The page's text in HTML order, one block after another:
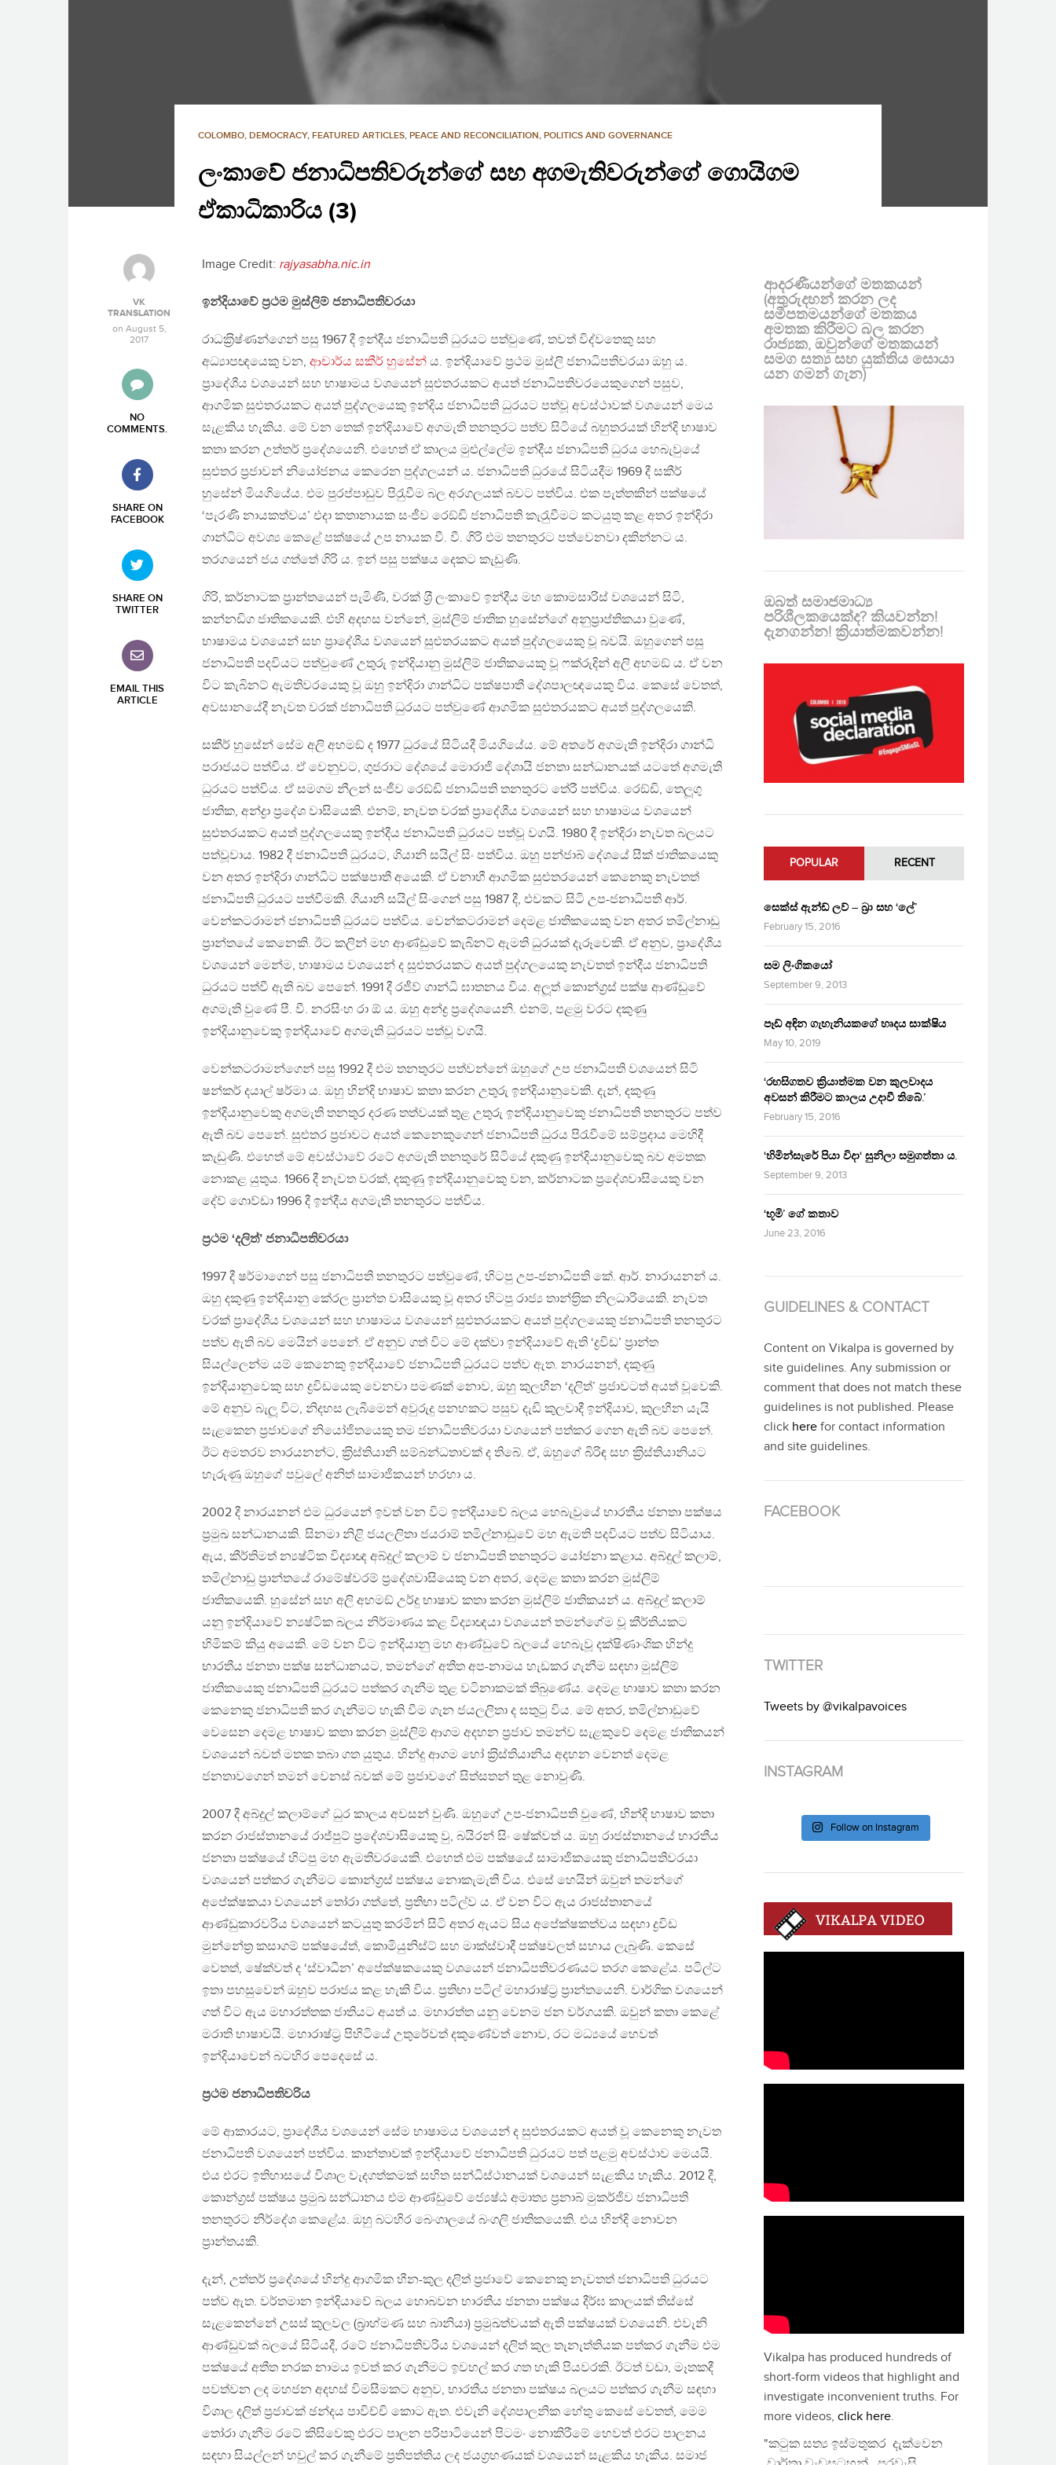
COLOMBO, DEMOCRACY, FEATURED ARTICLES, PEACE AND RECONCILIATION, POLITICS AND GOVERNANCE
ලංකාවේ ජනාධිපතිවරුන්ගේ සහ අගමැතිවරුන්ගේ ගොයිගම
ඒකාධිකාරිය (3)
VK
TRANSLATION
on August 5,
2017
NO
COMMENTS.
SHARE ON
FACEBOOK
SHARE ON
TWITTER
EMAIL THIS
ARTICLE
Image Credit: rajyasabha.nic.in
ඉන්දියාවේ ප‍්‍රථම මුස්ලිම් ජනාධිපතිවරයා
රාධක‍්‍රිෂ්ණන්ගෙන් පසු 1967 දී ඉන්දීය ජනාධිපති ධුරයට පත්වුණේ, තවත් විද්වතෙකු සහ
අධ්‍යාපඥයෙකු වන, ආචාර්ය සකීර් හුසේන් ය. ඉන්දියාවේ ප‍්‍රථම මුස්ලි ජනාධිපතිවරයා ඔහු ය.
ප‍්‍රාදේශීය වශයෙන් සහ භාෂාමය වශයෙන් සුළුතරයකට අයත් ජනාධිපතිවරයෙකුගෙන් පසුව,
ආගමික සුළුතරයකට අයත් පුද්ගලයෙකු ඉන්දිය ජනාධිපති ධුරයට පත්වූ අවස්ථාවක් වශයෙන් මෙය
සැළකිය හැකිය. මේ වන තෙක් ඉන්දියාවේ අගමැති තනතුරට පත්ව සිටියේ බහුතරයක් හින්දි භාෂාව
කතා කරන උත්තර් ප‍්‍රදේශයෙනි. එහෙත් ඒ කාලය මුළුල්ලේම ඉන්දීය ජනාධිපති ධුරය හෙබැවුයේ
සුළුතර ප‍්‍රජාවන් නියෝජනය කෙරෙන පුද්ගලයන් ය. ජනාධිපති ධුරයේ සිටියදීම 1969 දී සකීර්
හුසේන් මියගියේය. එම පුරප්පාඩුව පිරැුවීම බල අරගලයක් බවට පත්විය. එක පැත්තකින් පක්ෂයේ
‘පැරණි නායකත්වය’ එදා කතානායක සංජීව රෙඞ්ඩි ජනාධිපති කැරැුවීමට කටයුතු කළ අතර ඉන්දිරා
ගාන්ධිට අවශ්‍ය කෙළේ පක්ෂයේ උප නායක වී. වී. ගිරි එම තනතුරට පත්වෙනවා දකින්නට ය.
තරගයෙන් ජය ගත්තේ ගිරි ය. ඉන් පසු පක්ෂය දෙකට කැඩුණි.
ගිරි, කර්නාටක ප‍්‍රාන්තයෙන් පැමිණි, වරක් ශ‍්‍රී ලංකාවේ ඉන්දීය මහ කොමසාරිස් වශයෙන් සිටි,
කන්නඩිග ජාතිකයෙකි. එහි අදහස වන්නේ, මුස්ලිම් ජාතික හුසේන්ගේ අනුප‍්‍රාප්තිකයා වුණේ,
භාෂාමය වශයෙන් සහ ප‍්‍රාදේශීය වශයෙන් සුළුතරයකට අයත් පුද්ගලයෙකු වූ බවයි. ඔහුගෙන් පසු
ජනාධිපති පදවියට පත්වුණේ උතුරු ඉන්දියානු මුස්ලිම් ජාතිකයෙකු වූ ෆක්රුදින් අලි අහමඞ් ය. ඒ වන
විට කැබිනට් ඇමතිවරයෙකු වූ ඔහු ඉන්දිරා ගාන්ධිට පක්ෂපාතී දේශපාලඥයෙකු විය. කෙසේ වෙතත්,
අවසානයේදී නැවත වරක් ජනාධිපති ධුරයට පත්වුණේ ආගමික සුළුතරයකට අයත් පුද්ගලයෙකි.
සකීර් හුසේන් සේම අලි අහමඞ් ද 1977 ධුරයේ සිටියදී මියගියේය. මේ අතරේ අගමැති ඉන්දිරා ගාන්ධි
පරාජයට පත්විය. ඒ වෙනුවට, ගුජරාට දේශයේ මොරාජි දේශායි ජනතා සන්ධානයක් යටතේ අගමැති
ධුරයට පත්විය. ඒ සමගම නීලන් සංජීව රෙඞ්ඩි ජනාධිපති තනතුරට තේරී පත්විය. රෙඞ්ඩි, තෙලූගු
ජාතික, අන්ද්‍රා ප‍්‍රදේශ වාසියෙකි. එනම්, නැවත වරක් ප‍්‍රාදේශීය වශයෙන් සහ භාෂාමය වශයෙන්
සුළුතරයකට අයත් පුද්ගලයෙකු ඉන්දීය ජනාධිපති ධුරයට පත්වූ වගයි. 1980 දී ඉන්දිරා නැවත බලයට
පත්වූවාය. 1982 දී ජනාධිපති ධුරයට, ගියානි සයිල් සිං පත්විය. ඔහු පන්ජාබ් දේශයේ සීක් ජාතිකයෙකු
වන අතර ඉන්දිරා ගාන්ධිට පක්ෂපාතී අයෙකි. ඒ වනාහී ආගමික සුළුතරයෙන් කෙනෙකු නැවතත්
ජනාධිපති ධුරයට පත්වීමකි. ගියානි සයිල් සිංගෙන් පසු 1987 දී, එවකට සිටි උප-ජනාධිපති ආර්.
වෙන්කටරාමන් ජනාධිපති ධුරයට පත්විය. වෙන්කටරාමන් දෙමළ ජාතිකයෙකු වන අතර තමිල්නාඩු
ප‍්‍රාන්තයේ කෙනෙකි. ඊට කලින් මහ ආණ්ඩුවේ කැබිනට් ඇමති ධුරයක් දැරූවෙකි. ඒ අනුව, ප‍්‍රාදේශීය
වශයෙන් මෙන්ම, භාෂාමය වශයෙන් ද සුළුතරයකට අයත් පුද්ගලයෙකු නැවතත් ඉන්දීය ජනාධිපති
ධුරයට පත්වී ඇති බව පෙනේ. 1991 දී රජීව් ගාන්ධි ඝාතනය විය. අලූත් කොන්ග‍්‍රස් පක්ෂ ආණ්ඩුවේ
අගමැති වුණේ පී. වී. නරසිංහ රා ඕ ය. ඔහු අන්ද්‍ර ප‍්‍රදේශයෙනි. එනම්, පළමු වරට දකුණු
ඉන්දියානුවෙකු ඉන්දියාවේ අගමැති ධුරයට පත්වූ වගයි.
වෙන්කටරාමන්ගෙන් පසු 1992 දී එම තනතුරට පත්වන්නේ ඔහුගේ උප ජනාධිපති වශයෙන් සිටි
ෂන්කර් දයාල් ෂර්මා ය. ඔහු හින්දි භාෂාව කතා කරන උතුරු ඉන්දියානුවෙකි. දැන්, දකුණු
ඉන්දියානුවෙකු අගමැති තනතුර දරණ තත්වයක් තුළ උතුරු ඉන්දියානුවෙකු ජනාධිපති තනතුරට පත්ව
ඇති බව පෙනේ. සුළුතර ප‍්‍රජාවට අයත් කෙනෙකුගෙන් ජනාධිපති ධුරය පිරැවීමේ සම්ප‍්‍රදාය මෙහිදී
කැඩුණි. එහෙත් මේ අවස්ථාවේ රටේ අගමැති තනතුරේ සිටියේ දකුණු ඉන්දියානුවෙකු බව අමතක
නොකළ යුතුය. 1966 දී නැවත වරක්, දකුණු ඉන්දියානුවෙකු වන, කර්නාටක ප‍්‍රදේශවාසියෙකු වන
දේව් ගොව්ඩා 1996 දී ඉන්දීය අගමැති තනතුරට පත්විය.
ප‍්‍රථම ‘දලිත්’ ජනාධිපතිවරයා
1997 දී ෂර්මාගෙන් පසු ජනාධිපති තනතුරට පත්වුණේ, හිටපු උප-ජනාධිපති කේ. ආර්. නාරායනන් ය.
ඔහු දකුණු ඉන්දියානු කේරල ප‍්‍රාන්ත වාසියෙකු වූ අතර හිටපු රාජ්‍ය තාන්ත‍්‍රික නිලධාරියෙකි. නැවත
වරක් ප‍්‍රාදේශීය වශයෙන් සහ භාෂාමය වශයෙන් සුළුතරයකට අයත් පුද්ගලයෙකු ජනාධිපති තනතුරට
පත්ව ඇති බව මෙයින් පෙනේ. ඒ අනුව ගත් විට මේ දක්වා ඉන්දියාවේ ඇති ‘ද්‍රවිඩ’ ප‍්‍රාන්ත
සියල්ලෙන්ම යම් කෙනෙකු ඉන්දියාවේ ජනාධිපති ධුරයට පත්ව ඇත. නාරයනන්, දකුණු
ඉන්දියානුවෙකු සහ ද්‍රවිඩයෙකු වෙනවා පමණක් නොව, ඔහු කුලහීන ‘දලිත්’ ප‍්‍රජාවටත් අයත් වූවෙකි.
මේ අනුව බැලූ විට, නිදහස ලැබීමෙන් අවුරුදු පනහකට පසුව දැඩි කුලවාදී ඉන්දියාව, කුලහීන යැයි
සැළකෙන ප‍්‍රජාවගේ නියෝජිතයෙකු තම ජනාධිපතිවරයා වශයෙන් පත්කර ගෙන ඇති බව පෙනේ.
ඊට අමතරව නාරයනන්ට, ක‍්‍රිස්තියානි සම්බන්ධතාවක් ද තිබේ. ඒ, ඔහුගේ බිරිඳ සහ ක‍්‍රිස්තියානියට
හැරුණු ඔහුගේ පවුලේ අනිත් සාමාජිකයන් හරහා ය.
2002 දී නාරයනන් එම ධුරයෙන් ඉවත් වන විට ඉන්දියාවේ බලය හෙබැවුයේ භාරතීය ජනතා පක්ෂය
ප‍්‍රමුඛ සන්ධානයකි. සිනමා නිළි ජයලලිතා ජයරාම් තමිල්නාඩුවේ මහ ඇමති පදවියට පත්ව සිටියාය.
ඇය, කීර්තිමත් න්‍යෂ්ටික විද්‍යාඥ අබ්දුල් කලාම් ව ජනාධිපති තනතුරට යෝජනා කළාය. අබ්දුල් කලාම්,
තමිල්නාඩු ප‍්‍රාන්තයේ රාමේෂ්වරම් ප‍්‍රදේශවාසියෙකු වන අතර, දෙමළ කතා කරන මුස්ලිම්
ජාතිකයෙකි. හුසේන් සහ අලි අහමඞ් උර්දු භාෂාව කතා කරන මුස්ලිම් ජාතිකයන් ය. අබ්දුල් කලාම්
යනු ඉන්දියාවේ න්‍යෂ්ටික බලය නිර්මාණය කළ විද්‍යාඥයා වශයෙන් තමන්ගේම වූ කීර්තියකට
හිමිකම් කියු අයෙකි. මේ වන විට ඉන්දියානු මහ ආණ්ඩුවේ බලයේ හෙබැවූ දක්ෂිණාංශික හින්දු
භාරතීය ජනතා පක්ෂ සන්ධානයට, තමන්ගේ අතීත අප-නාමය හැඩකර ගැනීම සඳහා මුස්ලිම්
ජාතිකයෙකු ජනාධිපති ධුරයට පත්කර ගැනීම තුළ වටිනාකමක් තිබුණේය. දෙමළ භාෂාව කතා කරන
කෙනෙකු ජනාධිපති කර ගැනීමට හැකි වීම ගැන ජයලලිතා ද සතුටු විය. මේ අතර, තමිල්නාඩුවේ
වෙසෙන දෙමළ භාෂාව කතා කරන මුස්ලිම් ආගම අදහන ප‍්‍රජාව තමන්ව සැළකුවේ දෙමළ ජාතිකයන්
වශයෙන් බවත් මතක තබා ගත යුතුය. හින්දු ආගම හෝ ක‍්‍රිස්තියානිය අදහන වෙනත් දෙමළ
ජනතාවගෙන් තමන් වෙනස් බවක් මේ ප‍්‍රජාවගේ සිත්සතන් තුළ නොවුණි.
2007 දී අබ්දුල් කලාම්ගේ ධුර කාලය අවසන් වුණි. ඔහුගේ උප-ජනාධිපති වුණේ, හින්දි භාෂාව කතා
කරන රාජස්තානයේ රාජ්පුට් ප‍්‍රදේශවාසියෙකු වු, බයිරන් සිං ෂේක්වත් ය. ඔහු රාජස්තානයේ භාරතීය
ජනතා පක්ෂයේ හිටපු මහ ඇමතිවරයෙකි. එහෙත් එම පක්ෂයේ සාමාජිකයෙකු ජනාධිපතිවරයා
වශයෙන් පත්කර ගැනීමට කොන්ග‍්‍රස් පක්ෂය නොකැමැති විය. එසේ හෙයින් ඔවුන් තමන්ගේ
අපේක්ෂකයා වශයෙන් තෝරා ගත්තේ, ප‍්‍රතිභා පටිල්ව ය. ඒ වන විට ඇය රාජස්තානයේ
ආණ්ඩුකාරවරිය වශයෙන් කටයුතු කරමින් සිටි අතර ඇයට සිය අපේක්ෂකත්වය සඳහා ද්‍රවිඩ
මුන්නේත‍්‍ර කසාගම් පක්ෂයේත්, කොමියුනිස්ට් සහ මාක්ස්වාදී පක්ෂවලත් සහාය ලැබුණි. කෙසේ
වෙතත්, ෂේක්වත් ද ‘ස්වාධීන’ අපේක්ෂකයෙකු වශයෙන් ජනාධිපතිවරණයට තරග කෙළේය. පටිල්ට
ඉතා පහසුවෙන් ඔහුව පරාජය කළ හැකි විය. ප‍්‍රතිභා පටිල් මහාරාෂ්ට‍්‍ර ප‍්‍රාන්තයෙනි. වාර්ගික වශයෙන්
ගත් විට ඇය මහාරත්තක ජාතියට අයත් ය. මහාරත්ත යනු වෙනම ජන වර්ගයකි. ඔවුන් කතා කෙළේ
මරාති භාෂාවයි. මහාරාෂ්ට‍්‍ර පිහිටියේ උතුරේවත් දකුණේවත් නොව, රට මධ්‍යයේ හෙවත්
ඉන්දියාවෙන් බටහිර පෙදෙසේ ය.
ප‍්‍රථම ජනාධිපතිවරිය
මේ ආකාරයට, ප‍්‍රාදේශීය වශයෙන් සේම භාෂාමය වශයෙන් ද සුළුතරයකට අයත් වූ කෙනෙකු නැවත
ජනාධිපති වශයෙන් පත්විය. කාන්තාවක් ඉන්දියාවේ ජනාධිපති ධුරයට පත් පළමු අවස්ථාව මෙයයි.
එය එරට ඉතිහාසයේ විශාල වැදගත්කමක් සහිත සන්ධිස්ථානයක් වශයෙන් සැළකිය හැකිය. 2012 දී,
කොන්ග‍්‍රස් පක්ෂය ප‍්‍රමුඛ සන්ධානය එම ආණ්ඩුවේ ජ්‍යෙෂ්ඨ අමාත්‍ය ප‍්‍රනාබ් මුකර්ජිව ජනාධිපති
තනතුරට නිර්දේශ කෙළේය. ඔහු බටහිර බෙංගාලයේ බංගලි ජාතිකයෙකි. එය හින්දි නොවන
ප‍්‍රාන්තයකි.
දැන්, උත්තර් ප‍්‍රදේශයේ හින්දු ආගමික හීන-කුල දලිත් ප‍්‍රජාවේ කෙනෙකු නැවතත් ජනාධිපති ධුරයට
පත්ව ඇත. වර්තමාන ඉන්දියාවේ බලය හොබවන භාරතීය ජනතා පක්ෂය දීර්ඝ කාලයක් තිස්සේ
සැළකෙන්නේ උසස් කුලවල (බ‍්‍රාහ්මණ සහ බානියා) ප‍්‍රමුඛත්වයක් ඇති පක්ෂයක් වශයෙනි. එවැනි
ආණ්ඩුවක් බලයේ සිටියදී, රටේ ජනාධිපතිවරිය වශයෙන් දලිත් කුල තැනැත්තියක පත්කර ගැනීම එම
පක්ෂයේ අතීත නරක නාමය ඉවත් කර ගැනීමට ඉවහල් කර ගත හැකි පියවරකි. ඊටත් වඩා, මෑතකදී
පවත්වන ලද මහජන අදහස් විමසීමකට අනුව, භාරතීය ජනතා පක්ෂය බලයට පත්කර ගැනීම සඳහා
විශාල දලිත් ප‍්‍රජාවක් ඡන්දය පාවිච්චි කොට ඇත. එවැනි දේශපාලනික හේතු කෙසේ වෙතත්, මෙම
තෝරා ගැනීම රටේ කිසිවෙකු එරට පාලන පරිපාටියෙන් පිටමං නොකිරීමේ හෙවත් එරට පාලනය
සඳහා සියල්ලන් හවුල් කර ගැනීමේ ප‍්‍රතිපත්තිය ලද ජයග‍්‍රහණයක් වශයෙන් සැළකිය හැකිය. සමාජ
ආදරණීයන්ගේ මතකයන්
(අතුරුදහන් කරන ලද
සමීපතමයන්ගේ මතකය
අමතක කිරීමට බල කරන
රාජ්‍යක, ඔවුන්ගේ මතකයන්
සමග සත්‍ය සහ යුක්තිය සොයා
යන ගමන් ගැන)
ඔබත් සමාජමාධ්‍ය
පරිශීලකයෙක්ද? කියවන්න!
දැනගන්න! ක්‍රියාත්මකවන්න!
POPULAR RECENT
සෙක්ස් ඇන්ඩ් ලව් – බ්‍රා සහ ‘ලේ’
February 15, 2016
සම ලිංගිකයෝ
September 9, 2013
පෑඩ් අඳින ගැහැනියකගේ හෘදය සාක්ෂිය
May 10, 2019
‘රහසිගතව ක්‍රියාත්මක වන කුලවාදය
අවසන් කිරීමට කාලය උදාවී තිබේ.’
February 15, 2016
‘හිමින්සැරේ පියා විදා‘ සුනිලා සමුගත්තා ය.
September 9, 2013
‘භූමි’ ගේ කතාව
June 23, 2016
GUIDELINES & CONTACT
Content on Vikalpa is governed by
site guidelines. Any submission or
comment that does not match these
guidelines is not published. Please
click here for contact information
and site guidelines.
FACEBOOK
TWITTER
Tweets by @vikalpavoices
INSTAGRAM
Follow on Instagram
Vikalpa has produced hundreds of
short-form videos that highlight and
investigate inconvenient truths. For
more videos, click here.
"කටුක සත්‍ය ඉස්මතුකර දැක්වෙන